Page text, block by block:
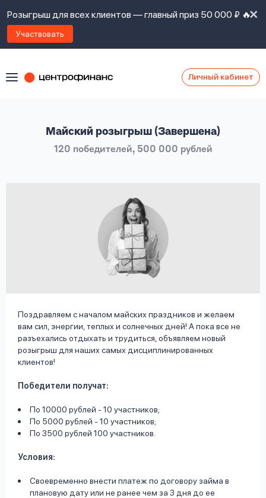
Розыгрыш для всех клиентов — главный приз 50 000 ₽ 🔥
Участвовать
Личный кабинет
Майский розыгрыш (Завершена)
120 победителей, 500 000 рублей
Поздравляем с началом майских праздников и желаем
вам сил, энергии, теплых и солнечных дней! А пока все не
разъехались отдыхать и трудиться, объявляем новый
розыгрыш для наших самых дисциплинированных
клиентов!
Победители получат:
По 10000 рублей - 10 участников;
По 5000 рублей - 10 участников;
По 3500 рублей 100 участников.
Условия:
Своевременно внести платеж по договору займа в
плановую дату или не ранее чем за 3 дня до ее
Войти под другим номером
Ответы
вопросы
ознакомлен